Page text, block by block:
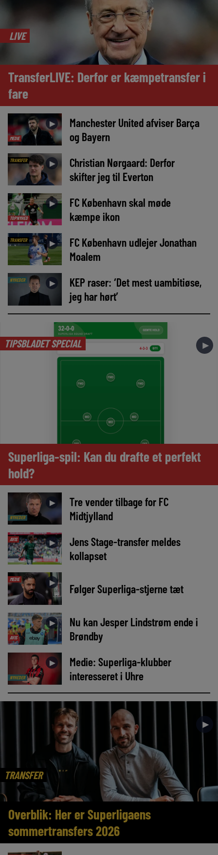
LIVE
TransferLIVE: Derfor er kæmpetransfer i
fare
MEDIE
►
Manchester United afviser Barça
og Bayern
TRANSFER ►
Christian Nørgaard: Derfor
skifter jeg til Everton
TOPNYHED
►
FC København skal møde
kæmpe ikon
TRANSFER ►
FC København udlejer Jonathan
Moalem
NYHEDER ►
KEP raser: ‘Det mest uambitiøse,
jeg har hørt’
TIPSBLADET SPECIAL ►
Superliga-spil: Kan du drafte et perfekt
hold?
NYHEDER
►
Tre vender tilbage for FC
Midtjylland
AVIS ►
Jens Stage-transfer meldes
kollapset
MEDIE ► Følger Superliga-stjerne tæt
AVIS
►
Nu kan Jesper Lindstrøm ende i
Brøndby
NYHEDER
►
Medie: Superliga-klubber
interesseret i Uhre
TRANSFER
►
Overblik: Her er Superligaens
sommertransfers 2026